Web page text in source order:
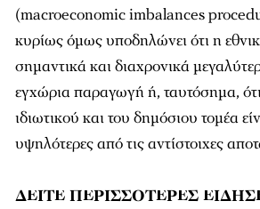
(macroeconomic imbalances
κυρίως όμως υποδηλώνει ότι η
σημαντικά και διαχρονικά
εγχώρια παραγωγή ή, ταυτόσημα, ότι
ιδιωτικού και του δημόσιου τομέα
υψηλότερες από τις αντίστοιχες
ΔΕΙΤΕ ΠΕΡΙΣΣΟΤΕΡΕΣ